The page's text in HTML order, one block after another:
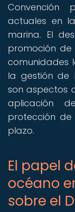
Convención
actuales en
marina. El
promoción
comunidades
la gestión de
son aspectos
aplicación
protección
plazo.
El papel
océano
sobre el